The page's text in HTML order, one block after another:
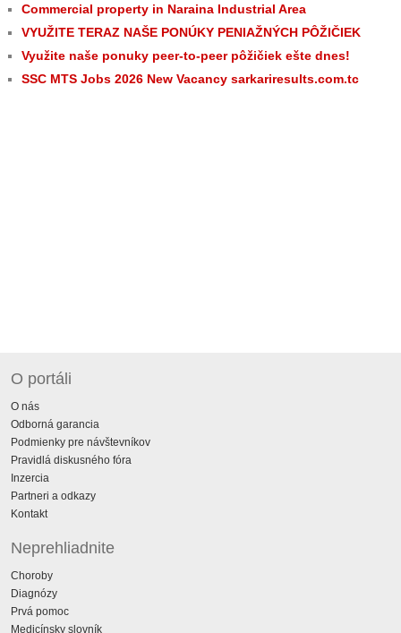
Commercial property in Naraina Industrial Area
VYUŽITE TERAZ NAŠE PONÚKY PENIAŽNÝCH PÔŽIČIEK
Využite naše ponuky peer-to-peer pôžičiek ešte dnes!
SSC MTS Jobs 2026 New Vacancy sarkariresults.com.tc
O portáli
O nás
Odborná garancia
Podmienky pre návštevníkov
Pravidlá diskusného fóra
Inzercia
Partneri a odkazy
Kontakt
Neprehliadnite
Choroby
Diagnózy
Prvá pomoc
Medicínsky slovník